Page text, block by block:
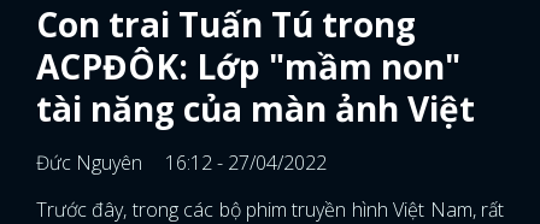
Con trai Tuấn Tú trong
ACPĐÔK: Lớp "mầm non"
tài năng của màn ảnh Việt
Đức Nguyên
16:12 - 27/04/2022
Trước đây, trong các bộ phim truyền hình Việt Nam, rất